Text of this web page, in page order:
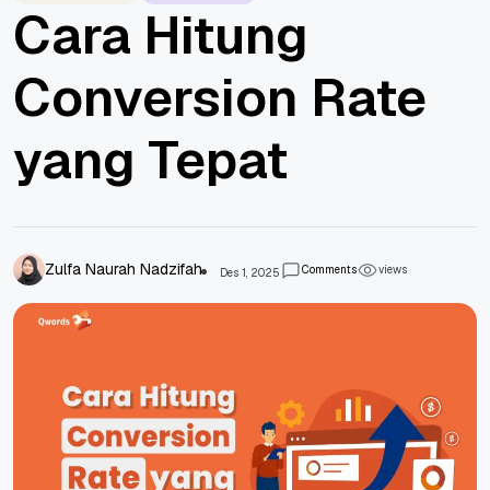
Cara Hitung
Conversion Rate
yang Tepat
Zulfa Naurah Nadzifah Des 1, 2025 Comments views